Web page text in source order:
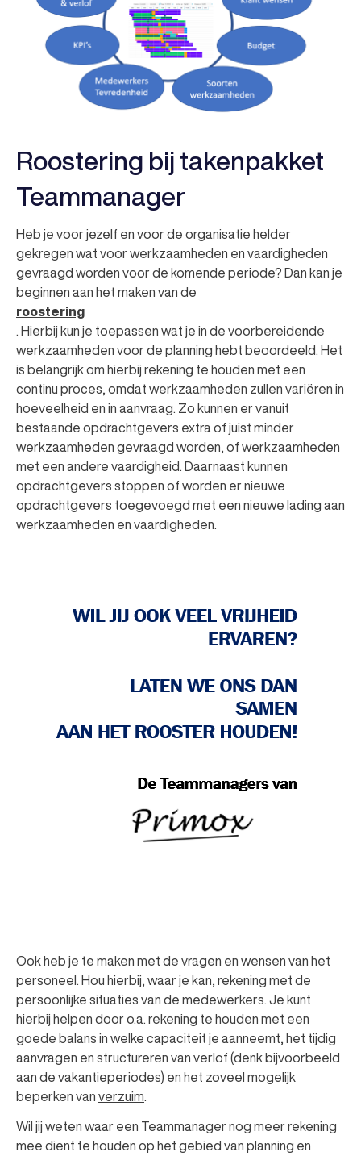
Roostering bij takenpakket
Teammanager
Heb je voor jezelf en voor de organisatie helder
gekregen wat voor werkzaamheden en vaardigheden
gevraagd worden voor de komende periode? Dan kan je
beginnen aan het maken van de
roostering
. Hierbij kun je toepassen wat je in de voorbereidende
werkzaamheden voor de planning hebt beoordeeld. Het
is belangrijk om hierbij rekening te houden met een
continu proces, omdat werkzaamheden zullen variëren in
hoeveelheid en in aanvraag. Zo kunnen er vanuit
bestaande opdrachtgevers extra of juist minder
werkzaamheden gevraagd worden, of werkzaamheden
met een andere vaardigheid. Daarnaast kunnen
opdrachtgevers stoppen of worden er nieuwe
opdrachtgevers toegevoegd met een nieuwe lading aan
werkzaamheden en vaardigheden.
Ook heb je te maken met de vragen en wensen van het
personeel. Hou hierbij, waar je kan, rekening met de
persoonlijke situaties van de medewerkers. Je kunt
hierbij helpen door o.a. rekening te houden met een
goede balans in welke capaciteit je aanneemt, het tijdig
aanvragen en structureren van verlof (denk bijvoorbeeld
aan de vakantieperiodes) en het zoveel mogelijk
beperken van verzuim
Wil jij weten waar een Teammanager nog meer rekening
mee dient te houden op het gebied van planning en